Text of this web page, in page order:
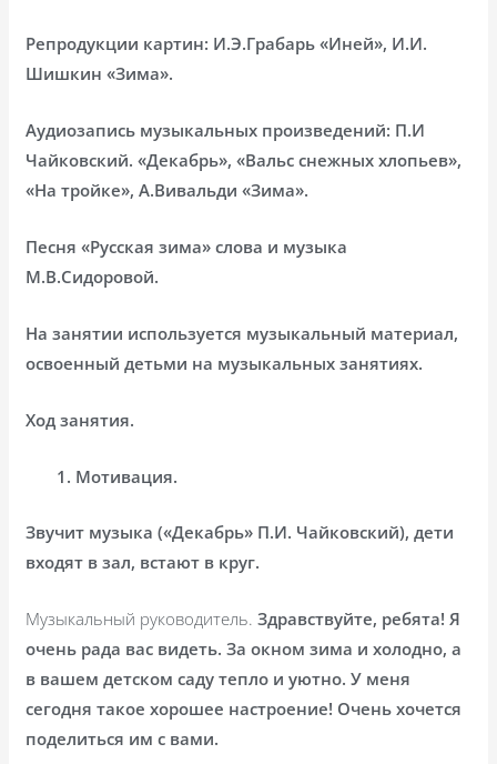
Репродукции картин: И.Э.Грабарь «Иней», И.И.
Шишкин «Зима».
Аудиозапись музыкальных произведений: П.И
Чайковский. «Декабрь», «Вальс снежных хлопьев»,
«На тройке», А.Вивальди «Зима».
Песня «Русская зима» слова и музыка
М.В.Сидоровой.
На занятии используется музыкальный материал,
освоенный детьми на музыкальных занятиях.
Ход занятия.
Мотивация.
Звучит музыка («Декабрь» П.И. Чайковский), дети
входят в зал, встают в круг.
Музыкальный руководитель.Здравствуйте, ребята! Я
очень рада вас видеть. За окном зима и холодно, а
в вашем детском саду тепло и уютно. У меня
сегодня такое хорошее настроение! Очень хочется
поделиться им с вами.